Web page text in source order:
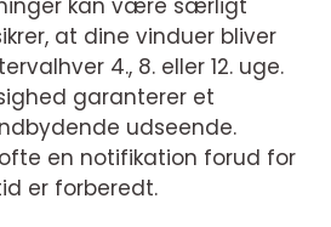
kan være særligt
at dine vinduer bliver
4., 8. eller 12. uge.
garanterer et
udseende.
en notifikation forud for
er forberedt.